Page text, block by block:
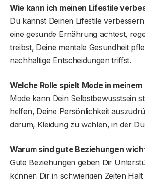
Wie kann ich meinen Lifestile
Du kannst Deinen Lifestile
eine gesunde Ernährung achtest,
treibst, Deine mentale Gesundheit
nachhaltige Entscheidungen triffst.
Welche Rolle spielt Mode in
Mode kann Dein Selbstbewusstsein
helfen, Deine Persönlichkeit
darum, Kleidung zu wählen, in der
Warum sind gute Beziehungen
Gute Beziehungen geben Dir
können Dir in schwierigen Zeiten Halt